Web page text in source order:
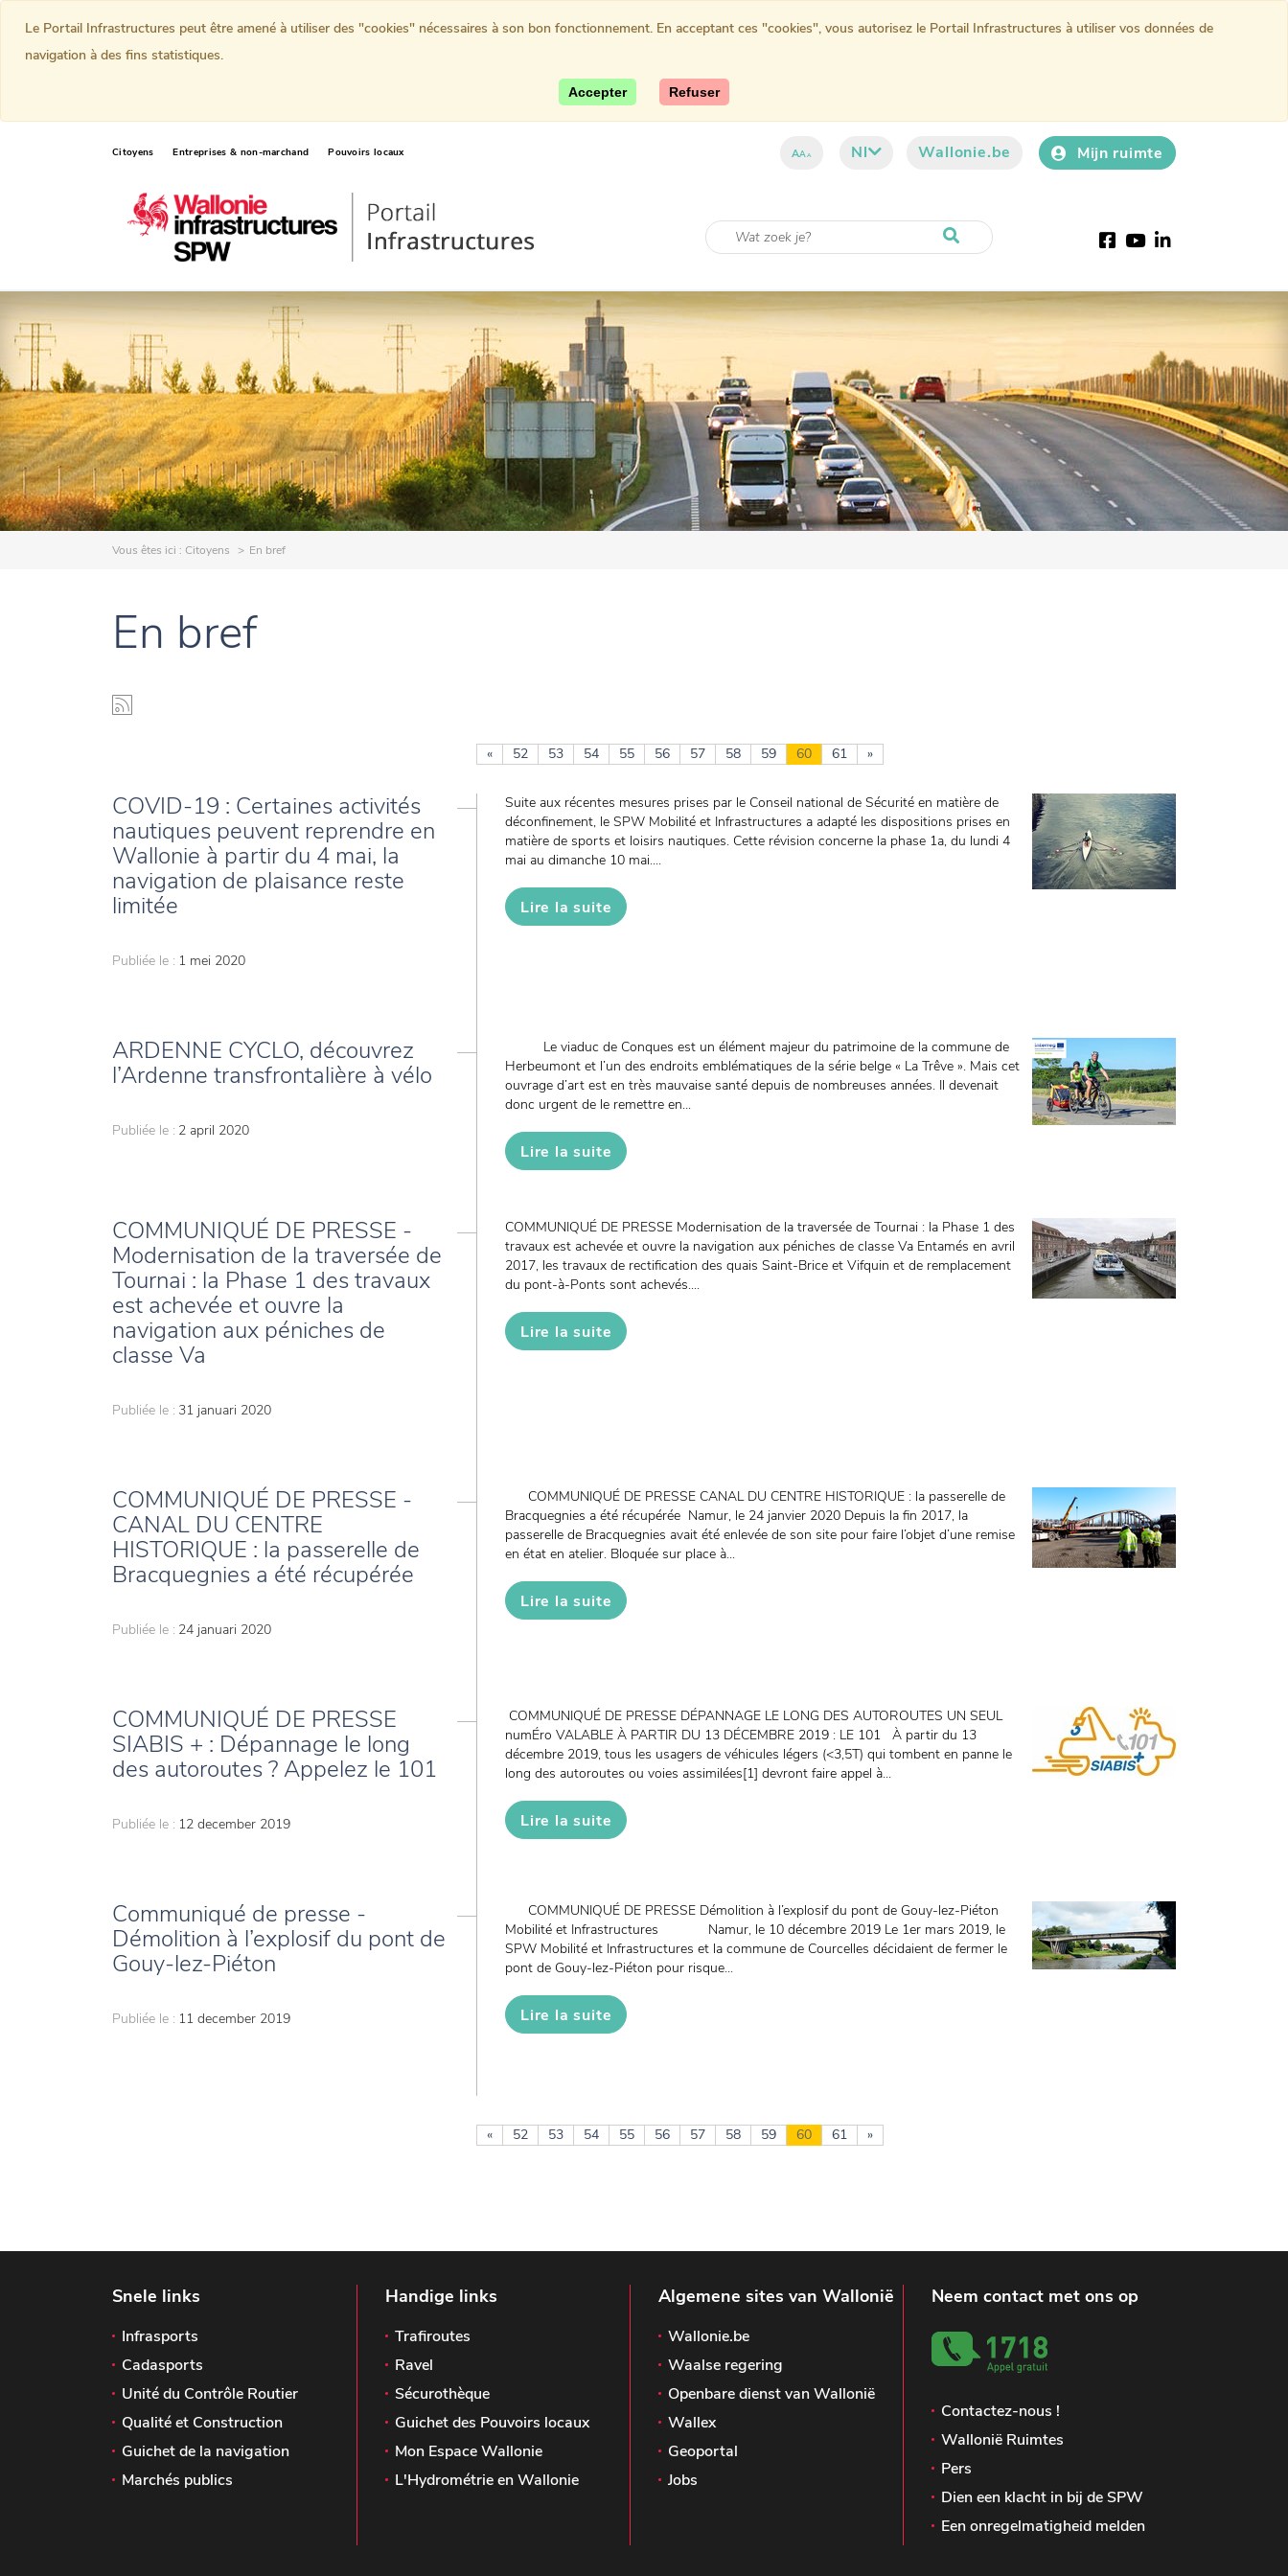
Citoyens Entreprises & non-marchand Pouvoirs locaux AAA Nl Wallonie.be Mijn ruimte
Facebook
YouTube
LinkedIn
Vous êtes ici : Citoyens En bref
En bref
« 52 53 54 55 56 57 58 59 60 61 »
COVID-19 : Certaines activités
nautiques peuvent reprendre en
Wallonie à partir du 4 mai, la
navigation de plaisance reste
limitée
Publiée le : 1 mei 2020
Suite aux récentes mesures prises par le Conseil national de Sécurité en matière de
déconfinement, le SPW Mobilité et Infrastructures a adapté les dispositions prises en
matière de sports et loisirs nautiques. Cette révision concerne la phase 1a, du lundi 4
mai au dimanche 10 mai....
Lire la suite
ARDENNE CYCLO, découvrez
l’Ardenne transfrontalière à vélo
Publiée le : 2 april 2020
Le viaduc de Conques est un élément majeur du patrimoine de la commune de
Herbeumont et l’un des endroits emblématiques de la série belge « La Trêve ». Mais cet
ouvrage d’art est en très mauvaise santé depuis de nombreuses années. Il devenait
donc urgent de le remettre en...
Lire la suite
COMMUNIQUÉ DE PRESSE -
Modernisation de la traversée de
Tournai : la Phase 1 des travaux
est achevée et ouvre la
navigation aux péniches de
classe Va
Publiée le : 31 januari 2020
COMMUNIQUÉ DE PRESSE Modernisation de la traversée de Tournai : la Phase 1 des
travaux est achevée et ouvre la navigation aux péniches de classe Va Entamés en avril
2017, les travaux de rectification des quais Saint-Brice et Vifquin et de remplacement
du pont-à-Ponts sont achevés....
Lire la suite
COMMUNIQUÉ DE PRESSE -
CANAL DU CENTRE
HISTORIQUE : la passerelle de
Bracquegnies a été récupérée
Publiée le : 24 januari 2020
COMMUNIQUÉ DE PRESSE CANAL DU CENTRE HISTORIQUE : la passerelle de
Bracquegnies a été récupérée Namur, le 24 janvier 2020 Depuis la fin 2017, la
passerelle de Bracquegnies avait été enlevée de son site pour faire l’objet d’une remise
en état en atelier. Bloquée sur place à...
Lire la suite
COMMUNIQUÉ DE PRESSE
SIABIS + : Dépannage le long
des autoroutes ? Appelez le 101
Publiée le : 12 december 2019
COMMUNIQUÉ DE PRESSE DÉPANNAGE LE LONG DES AUTOROUTES UN SEUL
numÉro VALABLE À PARTIR DU 13 DÉCEMBRE 2019 : LE 101 À partir du 13
décembre 2019, tous les usagers de véhicules légers (<3,5T) qui tombent en panne le
long des autoroutes ou voies assimilées[1] devront faire appel à...
Lire la suite
Communiqué de presse -
Démolition à l’explosif du pont de
Gouy-lez-Piéton
Publiée le : 11 december 2019
COMMUNIQUÉ DE PRESSE Démolition à l’explosif du pont de Gouy-lez-Piéton
Mobilité et Infrastructures Namur, le 10 décembre 2019 Le 1er mars 2019, le
SPW Mobilité et Infrastructures et la commune de Courcelles décidaient de fermer le
pont de Gouy-lez-Piéton pour risque...
Lire la suite
« 52 53 54 55 56 57 58 59 60 61 »
Snele links
Infrasports
Cadasports
Unité du Contrôle Routier
Qualité et Construction
Guichet de la navigation
Marchés publics
Handige links
Trafiroutes
Ravel
Sécurothèque
Guichet des Pouvoirs locaux
Mon Espace Wallonie
L'Hydrométrie en Wallonie
Algemene sites van Wallonië
Wallonie.be
Waalse regering
Openbare dienst van Wallonië
Wallex
Geoportal
Jobs
Neem contact met ons op
Contactez-nous !
Wallonië Ruimtes
Pers
Dien een klacht in bij de SPW
Een onregelmatigheid melden
Le Portail Infrastructures peut être amené à utiliser des "cookies" nécessaires à son bon fonctionnement. En acceptant ces "cookies", vous autorisez le Portail Infrastructures à utiliser vos données de
navigation à des fins statistiques.
Accepter Refuser